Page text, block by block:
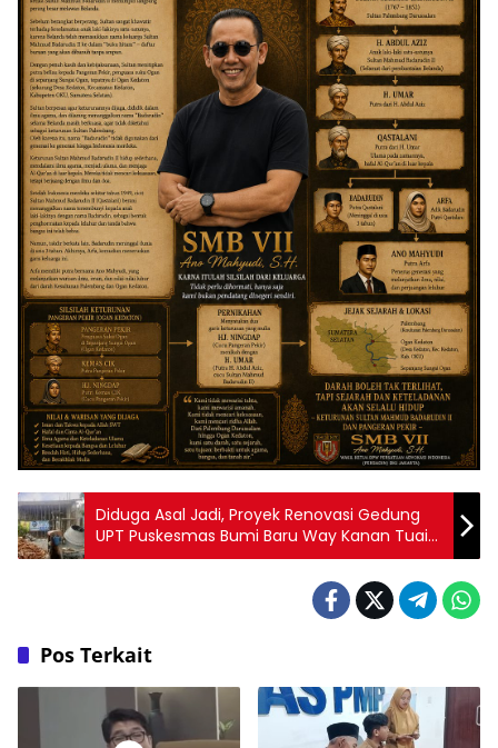
Diduga Asal Jadi, Proyek Renovasi Gedung
UPT Puskesmas Bumi Baru Way Kanan Tuai
Sorotan
Pos Terkait